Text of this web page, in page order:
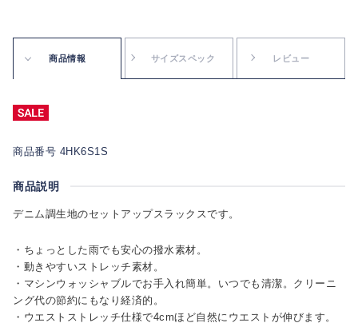
商品情報 サイズスペック レビュー
商品番号 4HK6S1S
商品説明
デニム調生地のセットアップスラックスです。
・ちょっとした雨でも安心の撥水素材。
・動きやすいストレッチ素材。
・マシンウォッシャブルでお手入れ簡単。いつでも清潔。クリーニ
ング代の節約にもなり経済的。
・ウエストストレッチ仕様で4cmほど自然にウエストが伸びます。